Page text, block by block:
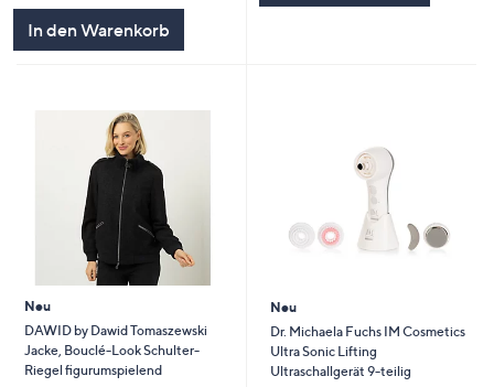
In den Warenkorb
Neu
DAWID by Dawid Tomaszewski
Jacke, Bouclé-Look Schulter-
Riegel figurumspielend
Neu
Dr. Michaela Fuchs IM Cosmetics
Ultra Sonic Lifting
Ultraschallgerät 9-teilig